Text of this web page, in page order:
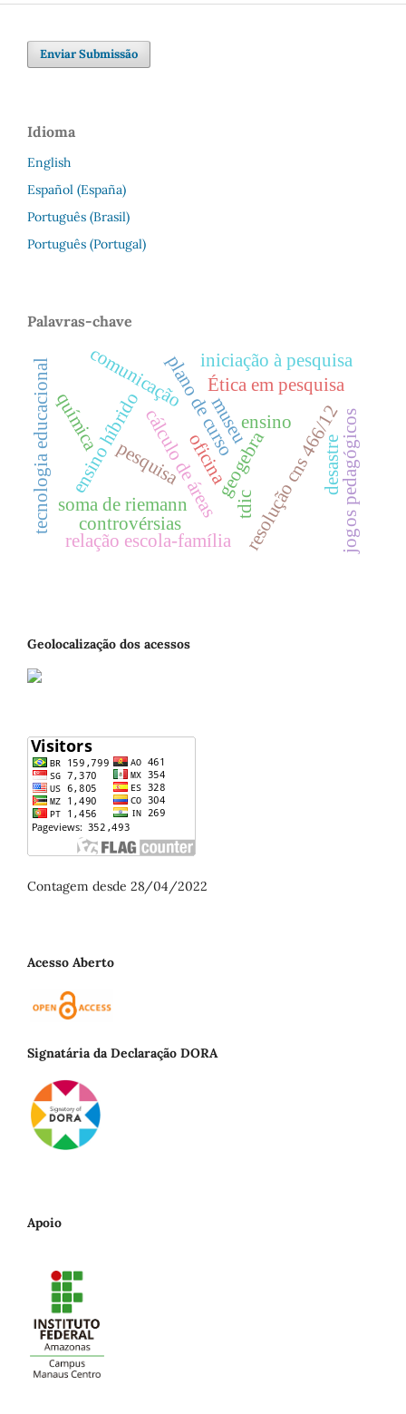
Enviar Submissão
Idioma
English
Español (España)
Português (Brasil)
Português (Portugal)
Palavras-chave
cálculo de áreas tdic
geogebra
soma de riemann
pesquisa resolução cns 466/12
plano de cursoÉtica em pesquisa
relação escola-família
comunicação
ensino
iniciação à pesquisa
tecnologia educacionalensino híbrido
controvérsias
desastre
oficina
química jogos pedagógicos
museu
Geolocalização dos acessos
Contagem desde 28/04/2022
Acesso Aberto
Signatária da Declaração DORA
Apoio